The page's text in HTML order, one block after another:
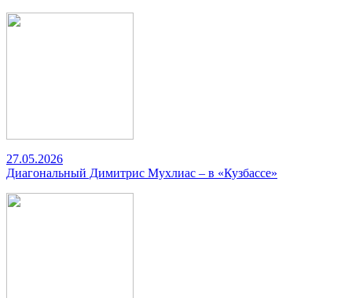
27.05.2026
Диагональный Димитрис Мухлиас – в «Кузбассе»